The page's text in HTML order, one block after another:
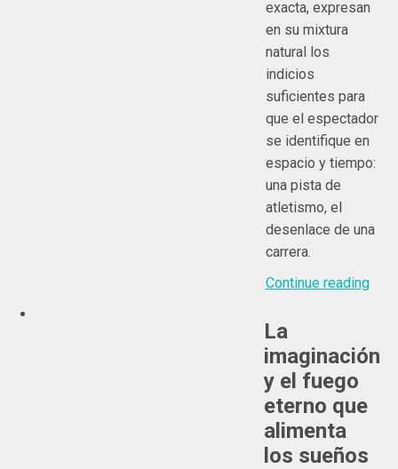
exacta, expresan
en su mixtura
natural los
indicios
suficientes para
que el espectador
se identifique en
espacio y tiempo:
una pista de
atletismo, el
desenlace de una
carrera.
Continue reading
La
imaginación
y el fuego
eterno que
alimenta
los sueños